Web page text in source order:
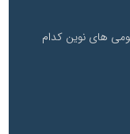
های نوین کدام